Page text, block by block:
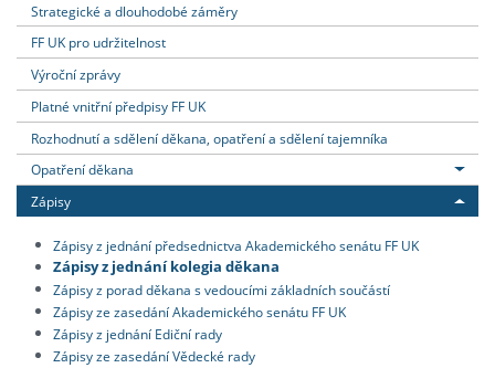
Strategické a dlouhodobé záměry
FF UK pro udržitelnost
Výroční zprávy
Platné vnitřní předpisy FF UK
Rozhodnutí a sdělení děkana, opatření a sdělení tajemníka
Opatření děkana
Zápisy
Zápisy z jednání předsednictva Akademického senátu FF UK
Zápisy z jednání kolegia děkana
Zápisy z porad děkana s vedoucími základních součástí
Zápisy ze zasedání Akademického senátu FF UK
Zápisy z jednání Ediční rady
Zápisy ze zasedání Vědecké rady